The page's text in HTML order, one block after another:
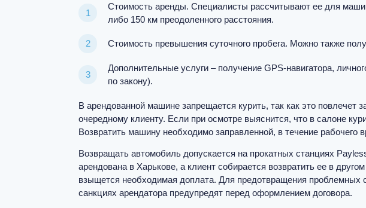
Стоимость аренды. Специалисты рассчитывают ее для
либо 150 км преодоленного расстояния.
Стоимость превышения суточного пробега. Можно также
Дополнительные услуги – получение GPS-навигатора,
по закону).
В арендованной машине запрещается курить, так как это повлечет
очередному клиенту. Если при осмотре выяснится, что в салоне
Возвратить машину необходимо заправленной, в течение рабочего
Возвращать автомобиль допускается на прокатных станциях
арендована в Харькове, а клиент собирается возвратить ее в
взыщется необходимая доплата. Для предотвращения
санкциях арендатора предупредят перед оформлением договора.